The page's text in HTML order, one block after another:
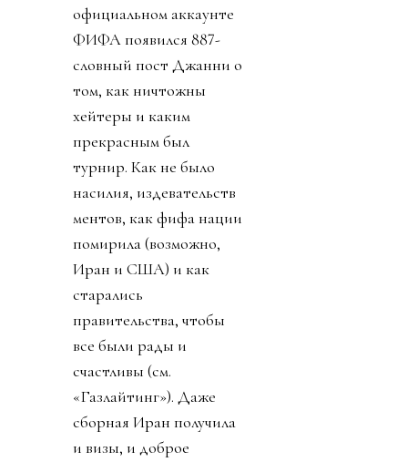
официальном аккаунте
ФИФА появился 887-
словный пост Джанни о
том, как ничтожны
хейтеры и каким
прекрасным был
турнир. Как не было
насилия, издевательств
ментов, как фифа нации
помирила (возможно,
Иран и США) и как
старались
правительства, чтобы
все были рады и
счастливы (см.
«Газлайтинг»). Даже
сборная Иран получила
и визы, и доброе